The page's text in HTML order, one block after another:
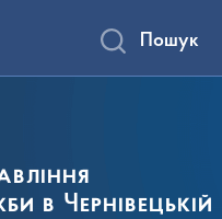
в Чернівецькій
Пошук